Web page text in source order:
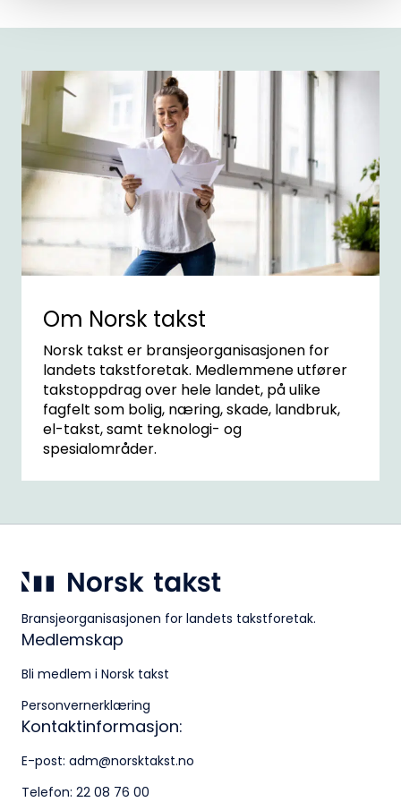
Om Norsk takst
Bli medlem
Logg inn
Kontakt oss
Kontaktinformasjon:
22 08 76 00
Besøksadresse:
Klingenberggt. 7A, 0161 Oslo
Postadresse:
Om Norsk takst
Norsk takst er bransjeorganisasjonen for
landets takstforetak. Medlemmene utfører
takstoppdrag over hele landet, på ulike
fagfelt som bolig, næring, skade, landbruk,
el-takst, samt teknologi- og
spesialområder.
Bransjeorganisasjonen for landets takstforetak.
Medlemskap
Bli medlem i Norsk takst
Personvernerklæring
Kontaktinformasjon:
E-post: adm@norsktakst.no
Telefon: 22 08 76 00